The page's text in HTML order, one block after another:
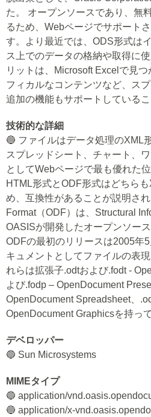
た。 オープンソースであり、無
るため、Webページでサポート
す。より最近では、ODS形式は
ス上でのデータの格納や取得に
リットは、Microsoft Excelで見
フィカルなコンテンツなど、ス
追加の機能もサポートしているこ
技術的な詳細
🔵 ファイルはデータ処理のXML
スプレッドシート、チャート、
としてWebページで最も優れた
HTML形式とODF形式はどちら
め、互換性があることが説明さ
Format（ODF）は、Structural
OASISが開発したオープンソー
ODFの最初のリリースは2005年
キュメントとしてファイルの表
れらは拡張子.odtおよび.fodt -
よび.fodp – OpenDocument
OpenDocument Spreadsheet、
OpenDocument Graphicsを持っ
デベロッパー
🔵 Sun Microsystems
MIMEタイプ
🔵 application/
🔵 application/x-